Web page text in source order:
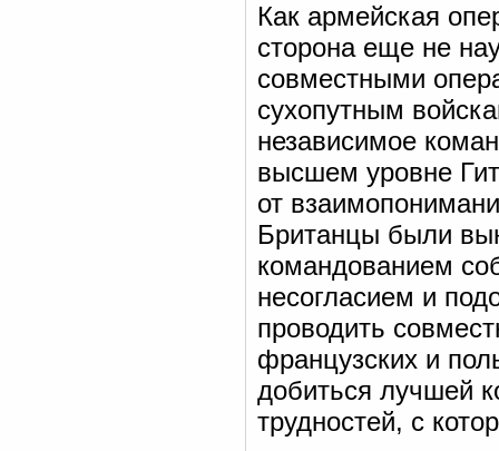
Как армейская
сторона еще не
совместными
сухопутным
независимое
высшем уровне
от
Британцы были
командованием
несогласием и
проводить
французских и
добиться лучшей
трудностей, с